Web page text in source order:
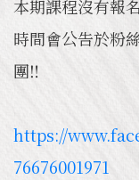
本期課程沒有報
時間會公告於粉
團‼️
https://
76676001971